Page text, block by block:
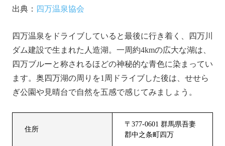
出典： 四万温泉協会
四万温泉をドライブしていると最後に行き着く、四万川
ダム建設で生まれた人造湖。一周約4kmの広大な湖は、
四万ブルーと称されるほどの神秘的な青色に染まってい
ます。奥四万湖の周りを1周ドライブした後は、せせら
ぎ公園や見晴台で自然を五感で感じてみましょう。
住所
〒377-0601 群馬県吾妻
郡中之条町四万